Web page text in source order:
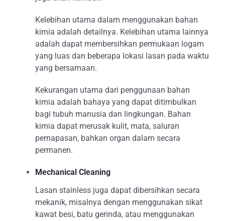
Kelebihan utama dalam menggunakan bahan
kimia adalah detailnya. Kelebihan utama lainnya
adalah dapat membersihkan permukaan logam
yang luas dan beberapa lokasi lasan pada waktu
yang bersamaan.
Kekurangan utama dari penggunaan bahan
kimia adalah bahaya yang dapat ditimbulkan
bagi tubuh manusia dan lingkungan. Bahan
kimia dapat merusak kulit, mata, saluran
pernapasan, bahkan organ dalam secara
permanen.
Mechanical Cleaning
Lasan stainless juga dapat dibersihkan secara
mekanik, misalnya dengan menggunakan sikat
kawat besi, batu gerinda, atau menggunakan